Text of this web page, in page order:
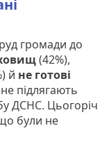
громади до
(42%),
й не готові
підлягають
ДСНС. Цьогоріч
були не